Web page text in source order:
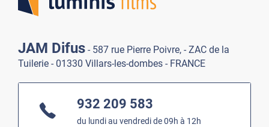
JAM Difus - 587 rue Pierre Poivre, - ZAC de la
Tuilerie - 01330 Villars-les-dombes - FRANCE
932 209 583
du lundi au vendredi de 09h à 12h